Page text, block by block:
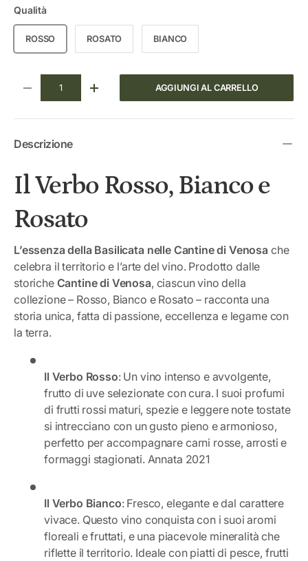
Qualità
ROSSO ROSATO BIANCO
DIMINUIRE LA QUANTITÀAUMENTA LA QUANTITÀAGGIUNGI AL CARRELLO
Descrizione
Il Verbo Rosso, Bianco e
Rosato
L’essenza della Basilicata nelle Cantine di Venosa che
celebra il territorio e l’arte del vino. Prodotto dalle
storiche Cantine di Venosa, ciascun vino della
collezione – Rosso, Bianco e Rosato – racconta una
storia unica, fatta di passione, eccellenza e legame con
la terra.
Il Verbo Rosso: Un vino intenso e avvolgente,
frutto di uve selezionate con cura. I suoi profumi
di frutti rossi maturi, spezie e leggere note tostate
si intrecciano con un gusto pieno e armonioso,
perfetto per accompagnare carni rosse, arrosti e
formaggi stagionati. Annata 2021
Il Verbo Bianco: Fresco, elegante e dal carattere
vivace. Questo vino conquista con i suoi aromi
floreali e fruttati, e una piacevole mineralità che
riflette il territorio. Ideale con piatti di pesce, frutti